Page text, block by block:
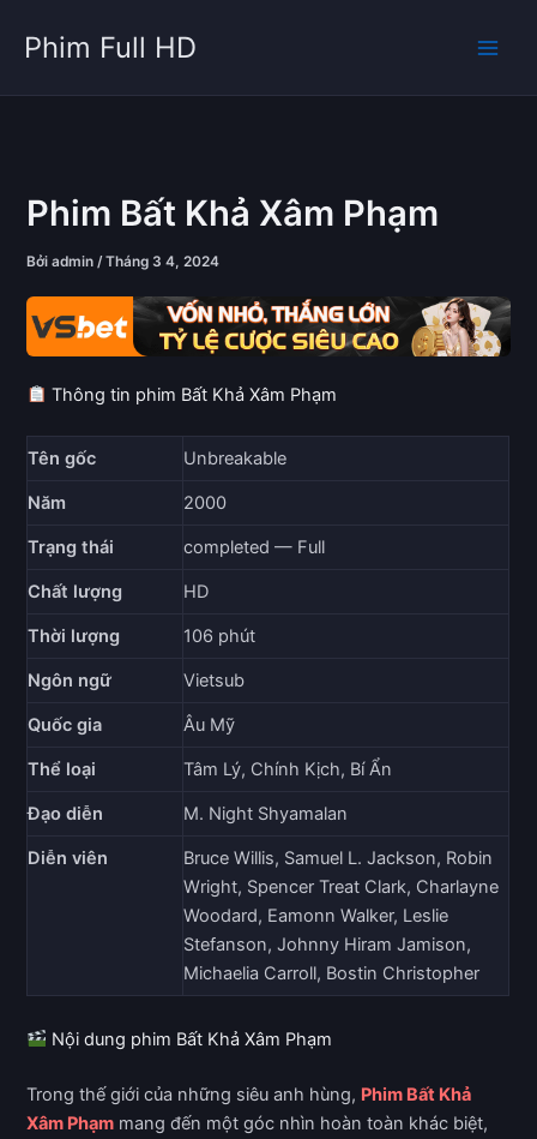
dung
Phim Full HD
Phim Bất Khả Xâm Phạm
Bởiadmin/Tháng 3 4, 2024
Thông tin phim Bất Khả Xâm Phạm
Tên gốc Unbreakable
Năm 2000
Trạng thái completed — Full
Chất lượng HD
Thời lượng 106 phút
Ngôn ngữ Vietsub
Quốc gia Âu Mỹ
Thể loại Tâm Lý, Chính Kịch, Bí Ẩn
Đạo diễn M. Night Shyamalan
Diễn viên
Bruce Willis, Samuel L. Jackson, Robin
Wright, Spencer Treat Clark, Charlayne
Woodard, Eamonn Walker, Leslie
Stefanson, Johnny Hiram Jamison,
Michaelia Carroll, Bostin Christopher
Nội dung phim Bất Khả Xâm Phạm
Trong thế giới của những siêu anh hùng, Phim Bất Khả
Xâm Phạm mang đến một góc nhìn hoàn toàn khác biệt,